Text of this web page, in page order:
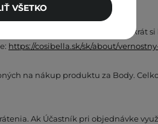
iba raz, bez ohľadu na to, koľkokrát
https://cosibella.sk/sk/about/
na nákup produktu za Body.
Ak Účastník pri objednávke
VŠETKO